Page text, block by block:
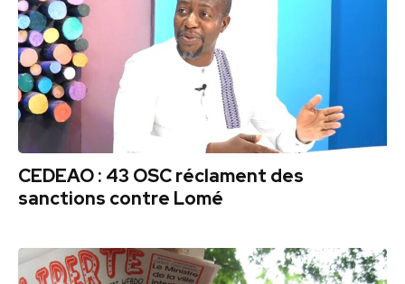
CEDEAO : 43 OSC réclament des
sanctions contre Lomé